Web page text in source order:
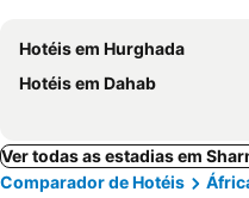
Hotéis em Hurghada
Hotéis em Dahab
Ver todas as estadias em
Comparador de Hotéis